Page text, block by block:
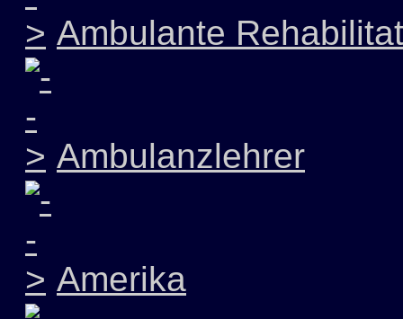
Ambulante
Ambulanzlehrer
Amerika